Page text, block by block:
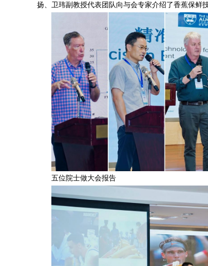
扬、卫玮副教授代表团队向与会专家介绍了香蕉保鲜
五位院士做大会报告